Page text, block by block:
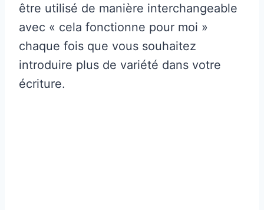
être utilisé de manière interchangeable
avec « cela fonctionne pour moi »
chaque fois que vous souhaitez
introduire plus de variété dans votre
écriture.